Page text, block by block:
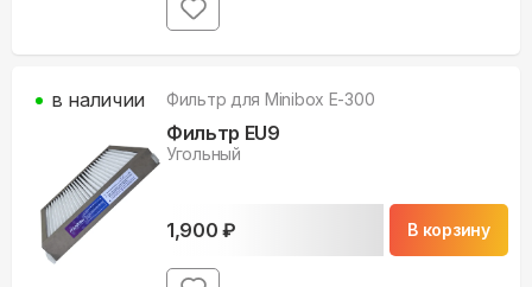
Фильтр для Minibox E-300
Фильтр EU9
Угольный
1,900 ₽ В корзину
в наличии